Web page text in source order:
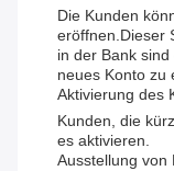
Die Kunden
eröffnen.Dieser
in der Bank
neues Konto zu
Aktivierung des
Kunden, die
es aktivieren.
Ausstellung von